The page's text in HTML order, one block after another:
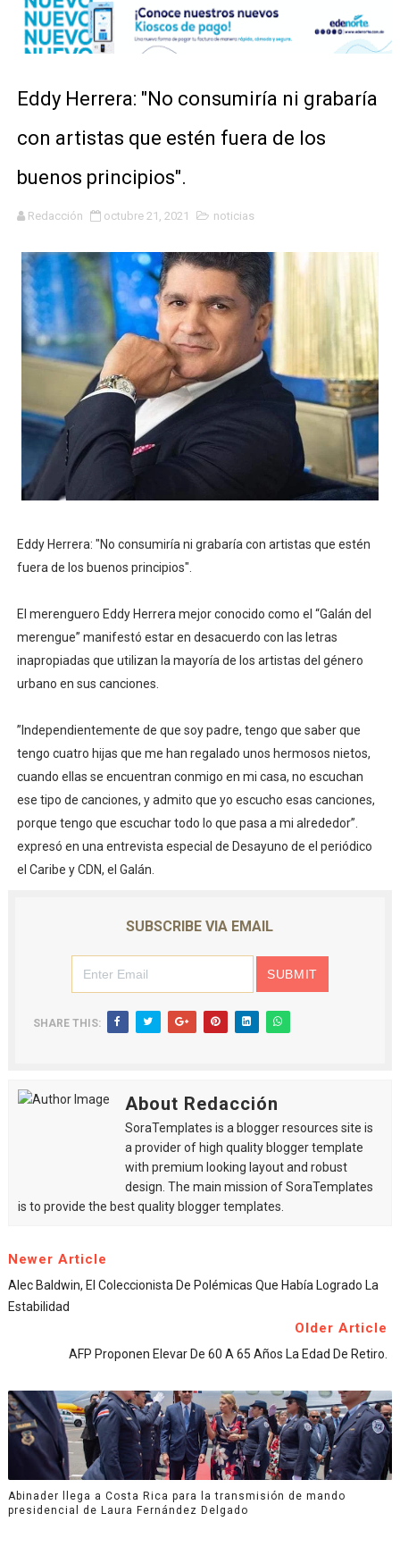
Policía recaptura en Altamira a fugado del CCR San
Coraasan construye parque solar de un megavatio
Irán apuesta por resistencia en disputa con Estados
Dominicana demanda Yankees por 10 millones de
Eddy Herrera: "No consumiría ni grabaría
con artistas que estén fuera de los
buenos principios".
Redacción octubre 21, 2021 noticias
Eddy Herrera: "No consumiría ni grabaría con artistas que estén
fuera de los buenos principios".
El merenguero Eddy Herrera mejor conocido como el “Galán del
merengue” manifestó estar en desacuerdo con las letras
inapropiadas que utilizan la mayoría de los artistas del género
urbano en sus canciones.
”Independientemente de que soy padre, tengo que saber que
tengo cuatro hijas que me han regalado unos hermosos nietos,
cuando ellas se encuentran conmigo en mi casa, no escuchan
ese tipo de canciones, y admito que yo escucho esas canciones,
porque tengo que escuchar todo lo que pasa a mi alrededor”.
expresó en una entrevista especial de Desayuno de el periódico
el Caribe y CDN, el Galán.
SUBSCRIBE VIA EMAIL
SHARE THIS:
About Redacción
SoraTemplates is a blogger resources site is
a provider of high quality blogger template
with premium looking layout and robust
design. The main mission of SoraTemplates
is to provide the best quality blogger templates.
Newer Article
Alec Baldwin, El Coleccionista De Polémicas Que Había Logrado La
Estabilidad
Older Article
AFP Proponen Elevar De 60 A 65 Años La Edad De Retiro.
Abinader llega a Costa Rica para la transmisión de mando
presidencial de Laura Fernández Delgado